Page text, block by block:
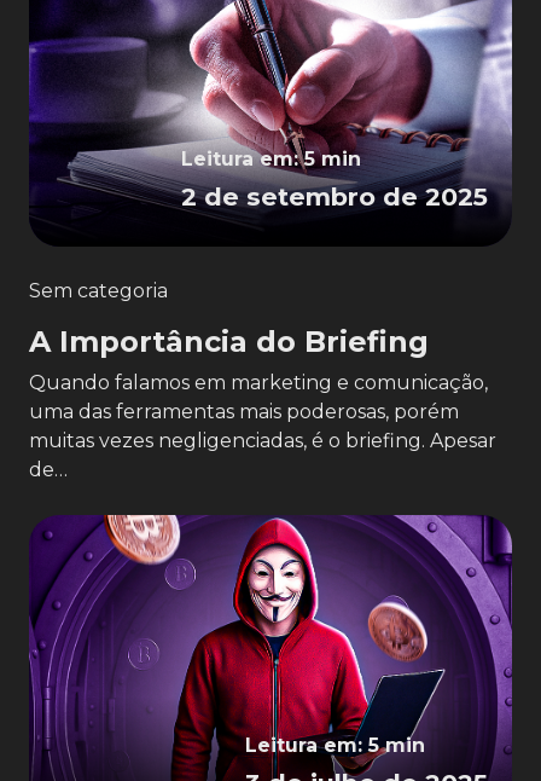
Leitura em: 5 min
2 de setembro de 2025
Sem categoria
A Importância do Briefing
Quando falamos em marketing e comunicação,
uma das ferramentas mais poderosas, porém
muitas vezes negligenciadas, é o briefing. Apesar
de…
Leitura em: 5 min